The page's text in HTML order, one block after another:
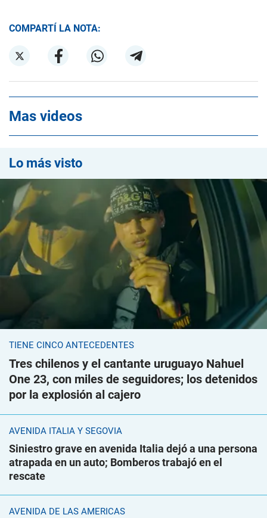
COMPARTÍ LA NOTA:
Mas videos
Lo más visto
TIENE CINCO ANTECEDENTES
Tres chilenos y el cantante uruguayo Nahuel
One 23, con miles de seguidores; los detenidos
por la explosión al cajero
AVENIDA ITALIA Y SEGOVIA
Siniestro grave en avenida Italia dejó a una persona
atrapada en un auto; Bomberos trabajó en el
rescate
AVENIDA DE LAS AMÉRICAS